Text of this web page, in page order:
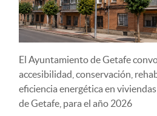
El Ayuntamiento de Getafe
accesibilidad, conservación,
eficiencia energética en
de Getafe, para el año 2026